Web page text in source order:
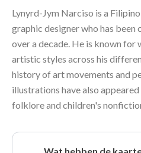
Lynyrd-Jym Narciso is a
graphic designer who has
over a decade. He is known
artistic styles across his
history of art movements and
illustrations have also
folklore and children's